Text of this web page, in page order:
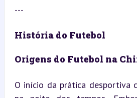
---
História do Futebol
Origens do Futebol na
O início da prática desportiva